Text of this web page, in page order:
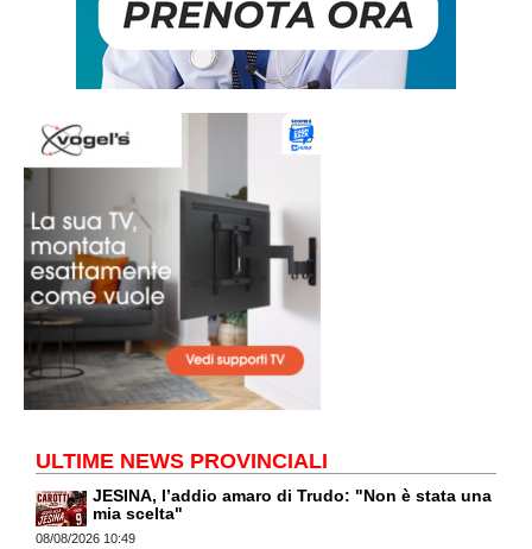
ULTIME NEWS PROVINCIALI
JESINA, l’addio amaro di Trudo: "Non è stata una
mia scelta"
08/08/2026 10:49